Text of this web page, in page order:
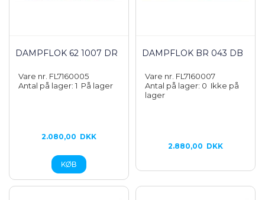
DAMPFLOK 62 1007 DR
Vare nr. FL7160005
Antal på lager: 1 På lager
2.080,00 DKK
DAMPFLOK BR 043 DB
Vare nr. FL7160007
Antal på lager: 0 Ikke på
lager
2.880,00 DKK